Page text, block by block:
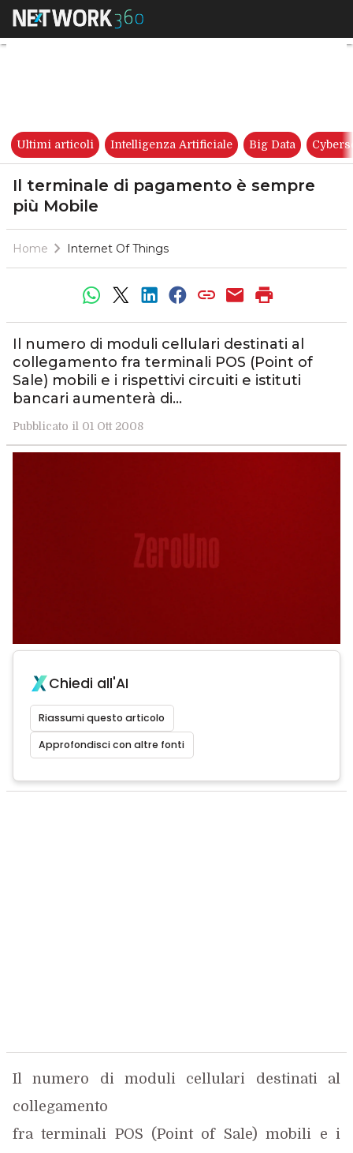
Il terminale di pagamento è
Ultimi articoli Intelligenza Artificiale Big Data
Il terminale di pagamento è sempre
più Mobile
Home Internet Of Things
Il numero di moduli cellulari destinati al
collegamento fra terminali POS (Point of
Sale) mobili e i rispettivi circuiti e istituti
bancari aumenterà di…
Pubblicato il 01 Ott 2008
Chiedi all'AI
Riassumi questo articolo
Approfondisci con altre fonti
Il numero di moduli cellulari destinati al
collegamento
fra terminali POS (Point of Sale) mobili e i